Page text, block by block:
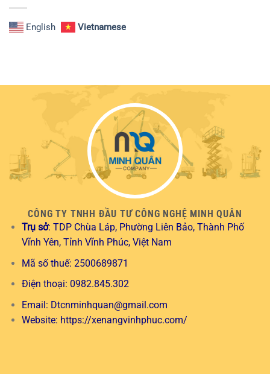
English Vietnamese
CÔNG TY TNHH ĐẦU TƯ CÔNG NGHỆ MINH QUÂN
Trụ sở: TDP Chùa Láp, Phường Liên Bảo, Thành Phố
Vĩnh Yên, Tỉnh Vĩnh Phúc, Việt Nam
Mã số thuế: 2500689871
Điện thoại: 0982.845.302
Email: Dtcnminhquan@gmail.com
Website: https://xenangvinhphuc.com/